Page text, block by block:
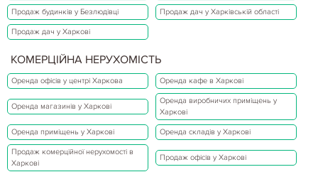
Продаж будинків у Безлюдівці Продаж дач у Харківській області
Продаж дач у Харкові
КОМЕРЦІЙНА НЕРУХОМІСТЬ
Оренда офісів у центрі Харкова Оренда кафе в Харкові
Оренда магазинів у Харкові
Оренда виробничих приміщень у
Харкові
Оренда приміщень у Харкові Оренда складів у Харкові
Продаж комерційної нерухомості в
Харкові
Продаж офісів у Харкові